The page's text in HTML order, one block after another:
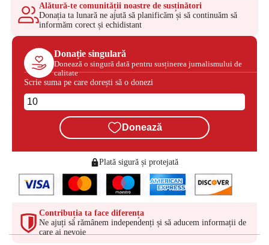
Alătură-te comunității noastre de susținători
Donația ta lunară ne ajută să planificăm și să continuăm să
informăm corect și echidistant
Donație singulară
Donează o singură dată pentru susținerea jurnalismului de
calitate
Scrie suma pe care dorești să o donezi
Donează
Plată sigură și protejată
Contribuția ta face diferența
Ne ajuți să rămânem independenți și să aducem informații de
care ai nevoie